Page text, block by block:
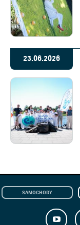
23.06.2026
SAMOCHODY